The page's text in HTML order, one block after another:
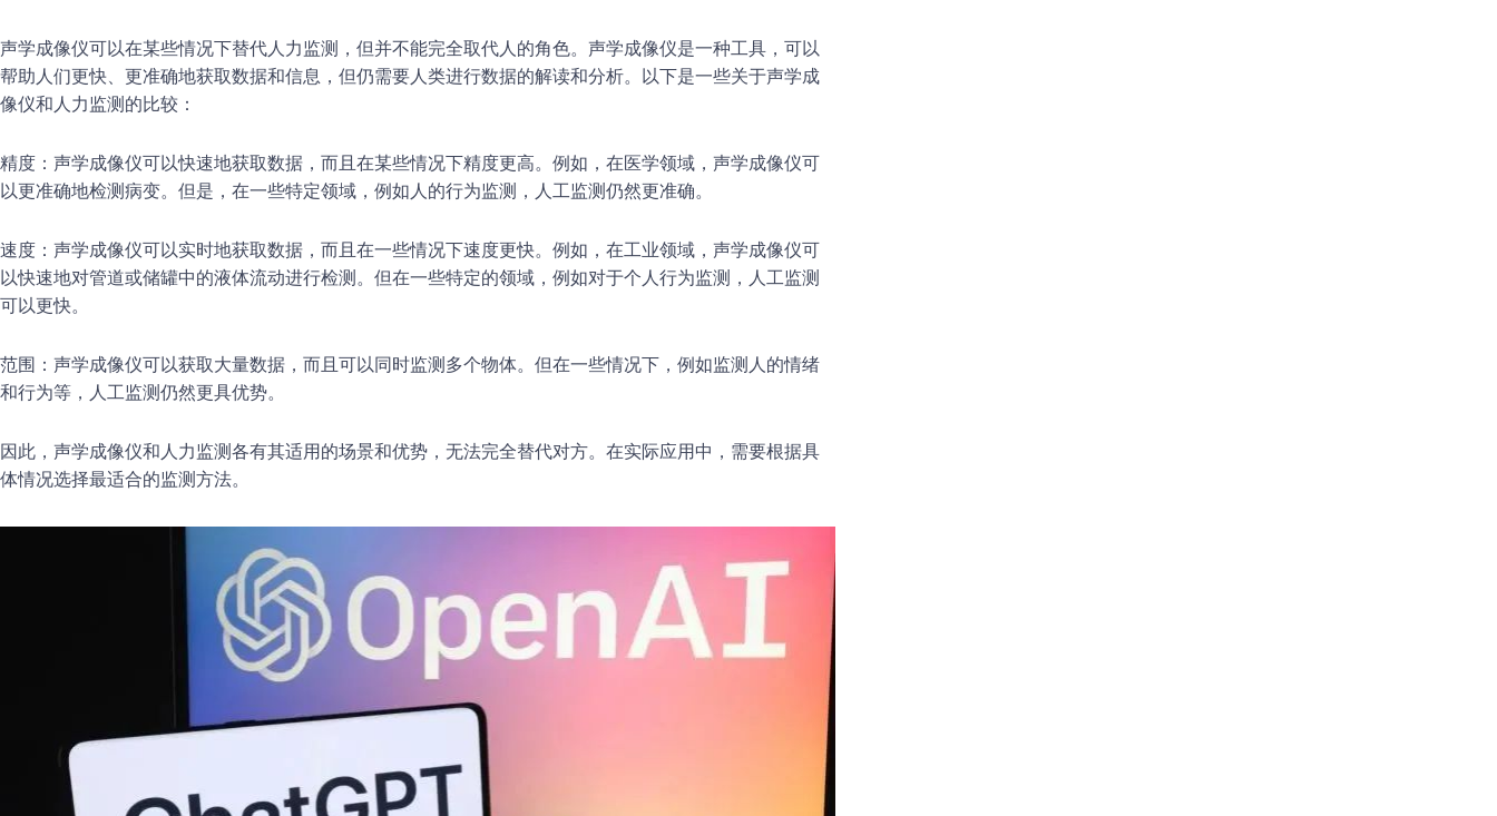
声学成像仪可以在某些情况下替代人力监测，但并不能完全取代人的角色。声学成像仪是一种工具，可以
帮助人们更快、更准确地获取数据和信息，但仍需要人类进行数据的解读和分析。以下是一些关于声学成
像仪和人力监测的比较：
精度：声学成像仪可以快速地获取数据，而且在某些情况下精度更高。例如，在医学领域，声学成像仪可
以更准确地检测病变。但是，在一些特定领域，例如人的行为监测，人工监测仍然更准确。
速度：声学成像仪可以实时地获取数据，而且在一些情况下速度更快。例如，在工业领域，声学成像仪可
以快速地对管道或储罐中的液体流动进行检测。但在一些特定的领域，例如对于个人行为监测，人工监测
可以更快。
范围：声学成像仪可以获取大量数据，而且可以同时监测多个物体。但在一些情况下，例如监测人的情绪
和行为等，人工监测仍然更具优势。
因此，声学成像仪和人力监测各有其适用的场景和优势，无法完全替代对方。在实际应用中，需要根据具
体情况选择最适合的监测方法。